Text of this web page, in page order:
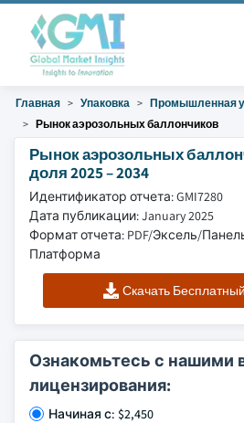
Главная Упаковка
Промышленная
Рынок аэрозольных баллончиков
Рынок аэрозольных
доля 2025 – 2034
Идентификатор отчета: GMI7280
Дата публикации: January 2025
Формат отчета: PDF/Эксель/
Платформа
Скачать
Ознакомьтесь с нашими
лицензирования:
Начиная с: $2,450